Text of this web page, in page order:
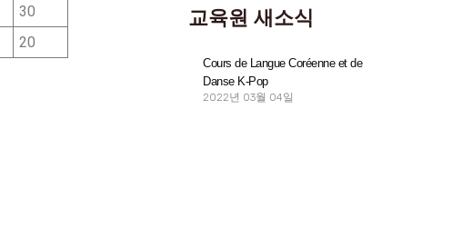
30
20
교육원 새소식
Cours de Langue Coréenne et de
Danse K-Pop
2022년 03월 04일